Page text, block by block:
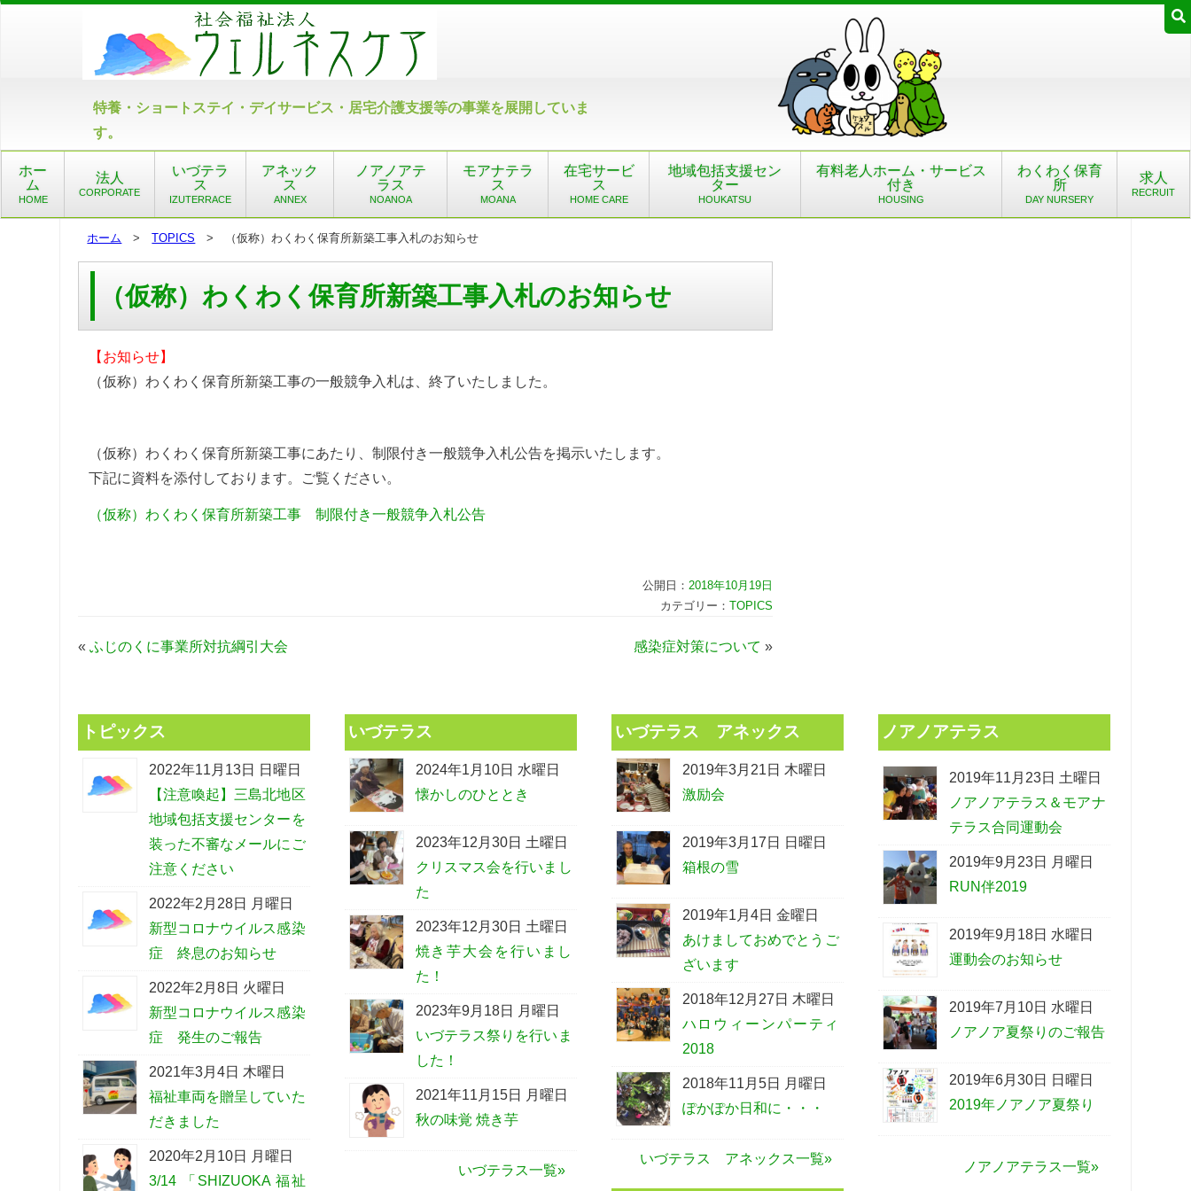
特養・ショートステイ・デイサービス・居宅介護支援等の事業を展開していま
す。
ホー
ム
HOME
法人
CORPORATE
いづテラ
ス
IZUTERRACE
アネック
ス
ANNEX
ノアノアテ
ラス
NOANOA
モアナテラ
ス
MOANA
在宅サービ
ス
HOME CARE
地域包括支援セン
ター
HOUKATSU
有料老人ホーム・サービス
付き
HOUSING
わくわく保育
所
DAY NURSERY
求人
RECRUIT
ホーム >TOPICS > （仮称）わくわく保育所新築工事入札のお知らせ
（仮称）わくわく保育所新築工事入札のお知らせ
【お知らせ】
（仮称）わくわく保育所新築工事の一般競争入札は、終了いたしました。
（仮称）わくわく保育所新築工事にあたり、制限付き一般競争入札公告を掲示いたします。
下記に資料を添付しております。ご覧ください。
（仮称）わくわく保育所新築工事 制限付き一般競争入札公告
公開日： 2018年10月19日
カテゴリー：TOPICS
« ふじのくに事業所対抗綱引大会 感染症対策について »
トピックス
2022年11月13日 日曜日
【注意喚起】三島北地区
地域包括支援センターを
装った不審なメールにご
注意ください
2022年2月28日 月曜日
新型コロナウイルス感染
症 終息のお知らせ
2022年2月8日 火曜日
新型コロナウイルス感染
症 発生のご報告
2021年3月4日 木曜日
福祉車両を贈呈していた
だきました
2020年2月10日 月曜日
3/14 「SHIZUOKA 福祉
いづテラス
2024年1月10日 水曜日
懐かしのひととき
2023年12月30日 土曜日
クリスマス会を行いまし
た
2023年12月30日 土曜日
焼き芋大会を行いまし
た！
2023年9月18日 月曜日
いづテラス祭りを行いま
した！
2021年11月15日 月曜日
秋の味覚 焼き芋
いづテラス一覧»
いづテラス アネックス
2019年3月21日 木曜日
激励会
2019年3月17日 日曜日
箱根の雪
2019年1月4日 金曜日
あけましておめでとうご
ざいます
2018年12月27日 木曜日
ハロウィーンパーティ
2018
2018年11月5日 月曜日
ぽかぽか日和に・・・
いづテラス アネックス一覧»
ノアノアテラス
2019年11月23日 土曜日
ノアノアテラス＆モアナ
テラス合同運動会
2019年9月23日 月曜日
RUN伴2019
2019年9月18日 水曜日
運動会のお知らせ
2019年7月10日 水曜日
ノアノア夏祭りのご報告
2019年6月30日 日曜日
2019年ノアノア夏祭り
ノアノアテラス一覧»